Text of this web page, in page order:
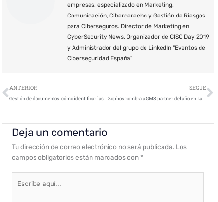
empresas, especializado en Marketing,
Comunicación, Ciberderecho y Gestión de Riesgos
para Ciberseguros. Director de Marketing en
CyberSecurity News, Organizador de CISO Day 2019
y Administrador del grupo de LinkedIn "Eventos de
Ciberseguridad España"
Ant
ANTERIOR
Gestión de documentos: cómo identificar las vulnerabilidades de seguridad y proteger los datos
SEGUE
Sophos nombra a GMS partner del año en Latinoamérica
Deja un comentario
Tu dirección de correo electrónico no será publicada. Los
campos obligatorios están marcados con *
aquí...